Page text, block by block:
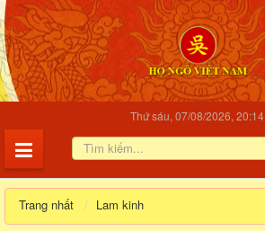
Thứ sáu, 07/08/2026, 20:14
Trang nhất Lam kinh